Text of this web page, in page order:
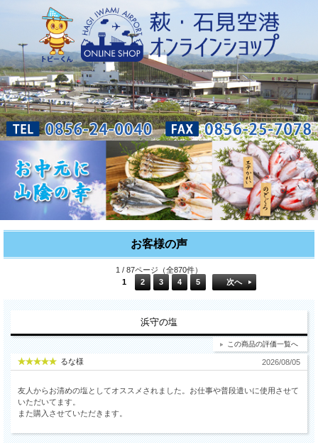
お客様の声
1 / 87ページ（全870件）
1
2 3 4 5 次へ
浜守の塩
この商品の評価一覧へ
るな様 2026/08/05
友人からお清めの塩としてオススメされました。お仕事や普段遣いに使用させて
いただいてます。
また購入させていただきます。